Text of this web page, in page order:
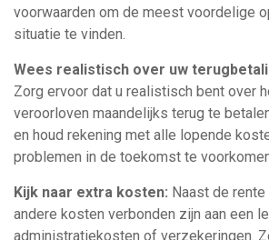
voorwaarden om de meest voordelige
situatie te vinden.
Wees realistisch over uw
Zorg ervoor dat u realistisch bent over
veroorloven maandelijks terug te
en houd rekening met alle lopende
problemen in de toekomst te
Kijk naar extra kosten: Naast de
andere kosten verbonden zijn aan een
administratiekosten of verzekeringen.